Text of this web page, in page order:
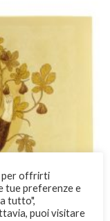
per offrirti
tue preferenze e
tutto",
puoi visitare